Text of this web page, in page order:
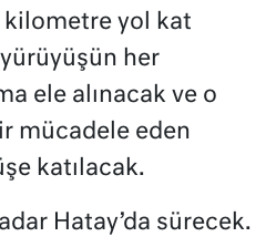
yol kat
her
ele alınacak ve o
mücadele eden
katılacak.
Hatay’da sürecek.